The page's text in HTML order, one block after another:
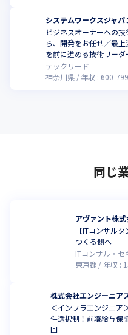
システムワークスジャ
ビジネスオーナーへの
ら、開発をお任せ／最
を前に進める技術リーダ
テックリード
神奈川県
年収 : 600-799
同じ
アヴァント株
【ITコンサル
つくる側へ
ITコンサル・セ
東京都
年収 :
株式会社エンジーニア
＜インフラエンジニア
件選択制！前職給与保
回